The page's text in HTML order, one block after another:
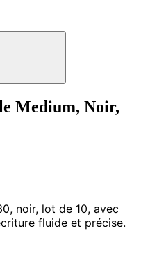
Medium, Noir,
noir, lot de 10, avec
fluide et précise.